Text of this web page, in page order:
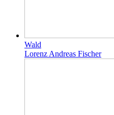
Wald
Lorenz Andreas Fischer